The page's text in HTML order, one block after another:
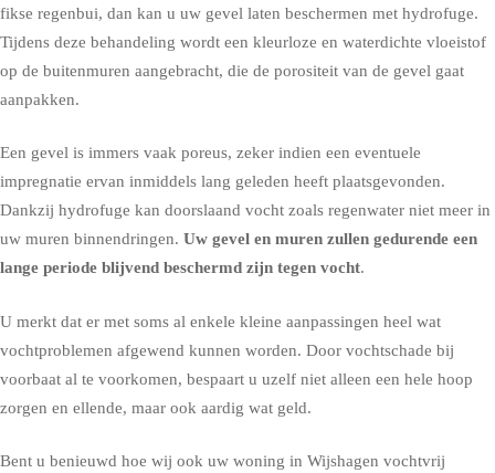
fikse regenbui, dan kan u uw gevel laten beschermen met hydrofuge.
Tijdens deze behandeling wordt een kleurloze en waterdichte vloeistof
op de buitenmuren aangebracht, die de porositeit van de gevel gaat
aanpakken.
Een gevel is immers vaak poreus, zeker indien een eventuele
impregnatie ervan inmiddels lang geleden heeft plaatsgevonden.
Dankzij hydrofuge kan doorslaand vocht zoals regenwater niet meer in
uw muren binnendringen. Uw gevel en muren zullen gedurende een
lange periode blijvend beschermd zijn tegen vocht.
U merkt dat er met soms al enkele kleine aanpassingen heel wat
vochtproblemen afgewend kunnen worden. Door vochtschade bij
voorbaat al te voorkomen, bespaart u uzelf niet alleen een hele hoop
zorgen en ellende, maar ook aardig wat geld.
Bent u benieuwd hoe wij ook uw woning in Wijshagen vochtvrij